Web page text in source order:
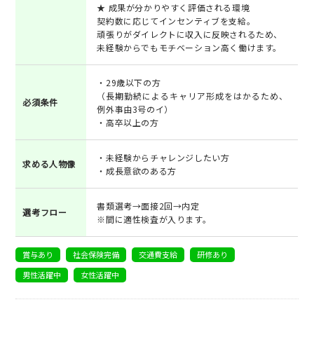
★ 成果が分かりやすく評価される環境
契約数に応じてインセンティブを支給。
頑張りがダイレクトに収入に反映されるため、
未経験からでもモチベーション高く働けます。
必須条件
・29歳以下の方
（長期勤続によるキャリア形成をはかるため、
例外事由3号のイ）
・高卒以上の方
求める人物像
・未経験からチャレンジしたい方
・成長意欲のある方
選考フロー
書類選考→面接2回→内定
※間に適性検査が入ります。
賞与あり 社会保険完備 交通費支給
研修あり
男性活躍中
女性活躍中